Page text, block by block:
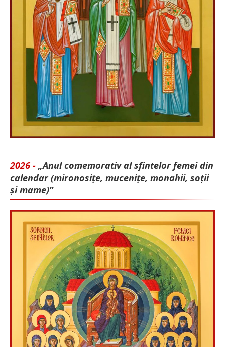
2026 - „Anul comemorativ al sfintelor femei din
calendar (mironosițe, mu­cenițe, monahii, soții
și mame)”